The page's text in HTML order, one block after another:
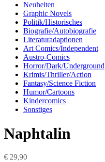
Neuheiten
Graphic Novels
Politik/Historisches
Biografie/Autobiografie
Literaturadaptionen
Art Comics/Independent
Austro-Comics
Horror/Dark/Underground
Krimis/Thriller/Action
Fantasy/Science Fiction
Humor/Cartoons
Kindercomics
Sonstiges
Naphtalin
€ 29,90